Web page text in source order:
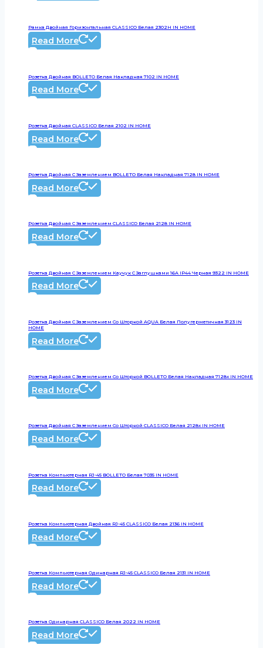
Рамка Двойная Горизонтальная CLASSICO Белая 2302H IN HOME
Read More
Розетка Двойная BOLLETO Белая Накладная 7102 IN HOME
Read More
Розетка Двойная CLASSICO Белая 2102 IN HOME
Read More
Розетка Двойная С Заземлением BOLLETO Белая Накладная 7128 IN HOME
Read More
Розетка Двойная С Заземлением CLASSICO Белая 2128 IN HOME
Read More
Розетка Двойная С Заземлением Каучук С Заглушками 16А IP44 Черная 9322 IN HOME
Read More
Розетка Двойная С Заземлением Со Шторкой AQUA Белая Полугерметичная 3123 IN
HOME
Read More
Розетка Двойная С Заземлением Со Шторкой BOLLETO Белая Накладная 7128х IN HOME
Read More
Розетка Двойная С Заземлением Со Шторкой CLASSICO Белая 2128x IN HOME
Read More
Розетка Компьютерная RJ-45 BOLLETO Белая 7035 IN HOME
Read More
Розетка Компьютерная Двойная RJ-45 CLASSICO Белая 2136 IN HOME
Read More
Розетка Компьютерная Одинарная RJ-45 CLASSICO Белая 2131 IN HOME
Read More
Розетка Одинарная CLASSICO Белая 2022 IN HOME
Read More